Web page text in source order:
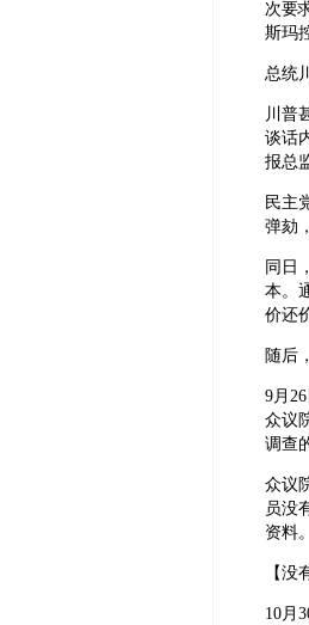
次要
斯玛
总统
川普
谈话
报总
民主
弹劾
同日
本。
价还
随后
9月
众议
调查
众议
员没
资料。
【没
10月